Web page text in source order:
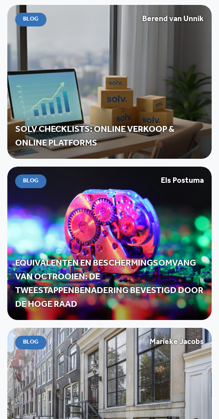
BLOG Berend van Unnik
SOLV CHECKLISTS: ONLINE VERKOOP &
ONLINE PLATFORMS
BLOG Els Postuma
EQUIVALENTEN EN BESCHERMINGSOMVANG
VAN OCTROOIEN: DE
TWEESTAPPENBENADERING BEVESTIGD DOOR
DE HOGE RAAD
BLOG Marieke Jacobs